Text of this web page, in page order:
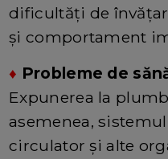
dificultăți de
și comportament
♦ Probleme de
Expunerea la
asemenea,
circulator și alte